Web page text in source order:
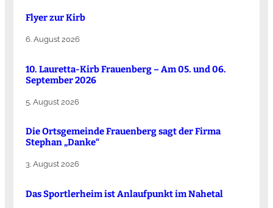
Flyer zur Kirb
6. August 2026
10. Lauretta-Kirb Frauenberg – Am 05. und 06.
September 2026
5. August 2026
Die Ortsgemeinde Frauenberg sagt der Firma
Stephan „Danke“
3. August 2026
Das Sportlerheim ist Anlaufpunkt im Nahetal